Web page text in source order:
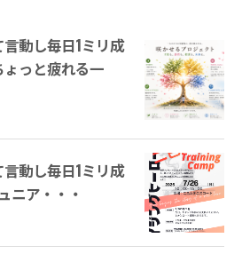
動し毎日1ミリ成
っと疲れる一
動し毎日1ミリ成
ニア・・・